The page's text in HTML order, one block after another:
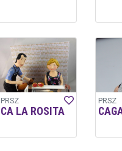
PRSZ
CA LA ROSITA
PRSZ